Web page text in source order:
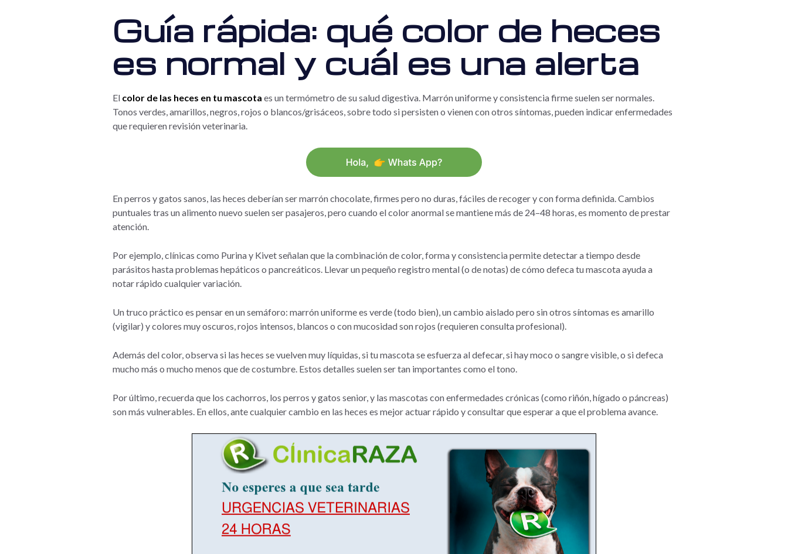
Guía rápida: qué color de heces
es normal y cuál es una alerta
El color de las heces en tu mascota es un termómetro de su salud digestiva. Marrón uniforme y consistencia firme suelen ser normales.
Tonos verdes, amarillos, negros, rojos o blancos/grisáceos, sobre todo si persisten o vienen con otros síntomas, pueden indicar enfermedades
que requieren revisión veterinaria.
En perros y gatos sanos, las heces deberían ser marrón chocolate, firmes pero no duras, fáciles de recoger y con forma definida. Cambios
puntuales tras un alimento nuevo suelen ser pasajeros, pero cuando el color anormal se mantiene más de 24–48 horas, es momento de prestar
atención.
Por ejemplo, clínicas como Purina y Kivet señalan que la combinación de color, forma y consistencia permite detectar a tiempo desde
parásitos hasta problemas hepáticos o pancreáticos. Llevar un pequeño registro mental (o de notas) de cómo defeca tu mascota ayuda a
notar rápido cualquier variación.
Un truco práctico es pensar en un semáforo: marrón uniforme es verde (todo bien), un cambio aislado pero sin otros síntomas es amarillo
(vigilar) y colores muy oscuros, rojos intensos, blancos o con mucosidad son rojos (requieren consulta profesional).
Además del color, observa si las heces se vuelven muy líquidas, si tu mascota se esfuerza al defecar, si hay moco o sangre visible, o si defeca
mucho más o mucho menos que de costumbre. Estos detalles suelen ser tan importantes como el tono.
Por último, recuerda que los cachorros, los perros y gatos senior, y las mascotas con enfermedades crónicas (como riñón, hígado o páncreas)
son más vulnerables. En ellos, ante cualquier cambio en las heces es mejor actuar rápido y consultar que esperar a que el problema avance.